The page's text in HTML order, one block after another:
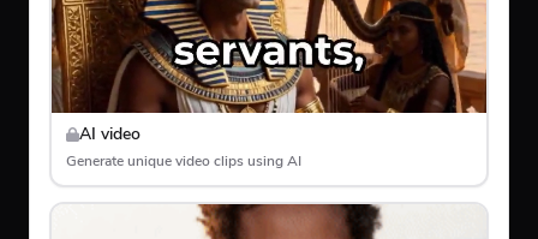
AI video
Generate unique video clips using AI